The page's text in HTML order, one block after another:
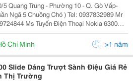
5 Quang Trung - Phường 10 - Q. Gò Vấp-
Ngã 5 Chuồng Chó ) Tel: 0937832989 Mr
Tuyến Điện Thoại Nokia 6300
Giá Chỉ 630K Bảo Hành 12 Tháng Uy Tín
Chí Minh >1 năm
Slide Dáng Trượt Sành Điệu Giá Rẻ
Thị Trường